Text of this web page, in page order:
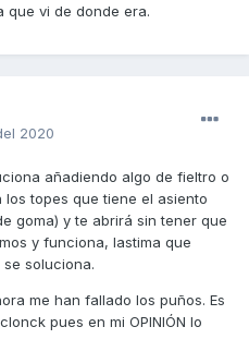
que vi de donde era.
2020
añadiendo algo de fieltro o
topes que tiene el asiento
goma) y te abrirá sin tener que
y funciona, lastima que
soluciona.
me han fallado los puños. Es
pues en mi OPINIÓN lo